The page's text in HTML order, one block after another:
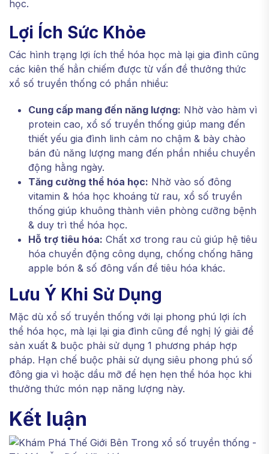
học.
Lợi Ích Sức Khỏe
Các hình trạng lợi ích thể hóa học mà lại gia đình cũng
các kiên thế hẳn chiếm được từ vấn đề thưởng thức
xổ số truyền thống có phần nhiều:
Cung cấp mang đến năng lượng: Nhờ vào hàm vì
protein cao, xổ số truyền thống giúp mang đến
thiết yếu gia đình linh cảm no chậm & bày chào
bán đủ năng lượng mang đến phần nhiều chuyển
động hằng ngày.
Tăng cường thể hóa học: Nhờ vào số đông
vitamin & hóa học khoáng từ rau, xổ số truyền
thống giúp khuông thành viên phòng cưỡng bệnh
& duy trì thể hóa học.
Hỗ trợ tiêu hóa: Chất xơ trong rau củ giúp hệ tiêu
hóa chuyển động công dụng, chống chống hãng
apple bón & số đông vấn đề tiêu hóa khác.
Lưu Ý Khi Sử Dụng
Mặc dù xổ số truyền thống với lại phong phú lợi ích
thể hóa học, mà lại lại gia đình cũng đề nghị lý giải để
sản xuất & buộc phải sử dụng 1 phương pháp hợp
pháp. Hạn chế buộc phải sử dụng siêu phong phú số
đông gia vì hoặc dầu mỡ để hẹn hẹn thể hóa học khi
thưởng thức món nạp năng lượng này.
Kết luận